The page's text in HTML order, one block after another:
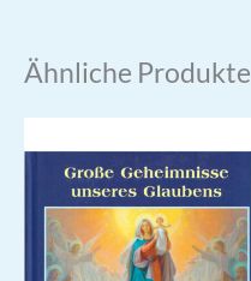
Ähnliche Produkte